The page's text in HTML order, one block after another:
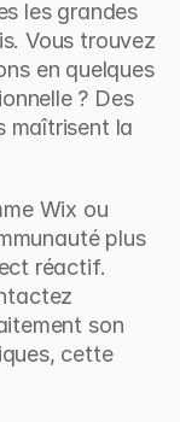
les grandes
Vous trouvez
en quelques
? Des
maîtrisent la
Wix ou
plus
réactif.
son
cette